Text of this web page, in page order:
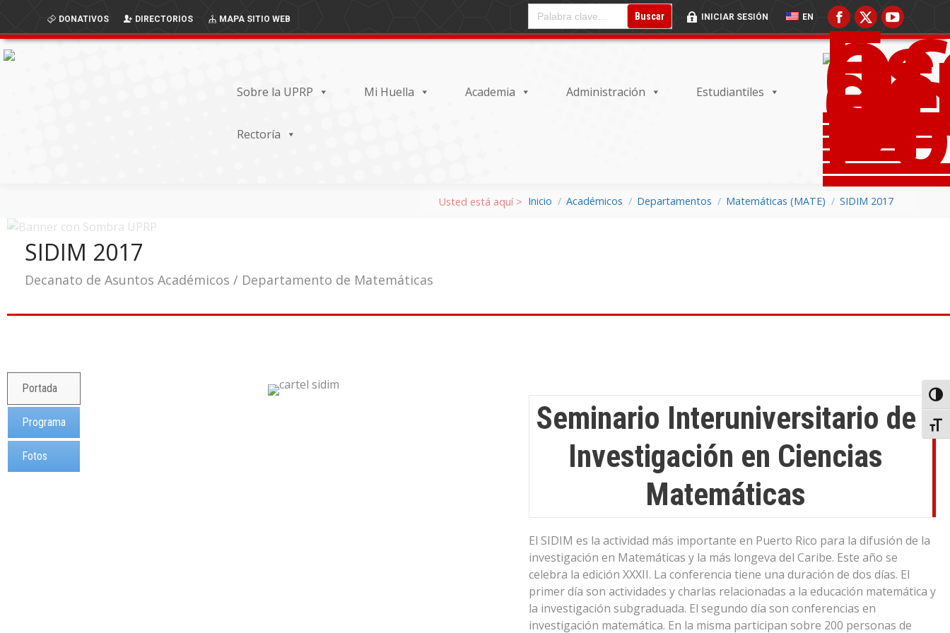
Content
navigation
DONATIVOS DIRECTORIOS MAPA SITIO WEB
CAMPO DE ENTRADA DEL BUSCADOR:
Buscar INICIAR SESIÓN EN
Sobre la UPRP Mi Huella Academia Administración Estudiantiles
Rectoría
Inicio Académicos Departamentos Matemáticas (MATE) SIDIM 2017
SIDIM 2017
Decanato de Asuntos Académicos / Departamento de Matemáticas
Portada
Programa
Fotos
Seminario Interuniversitario de
Investigación en Ciencias
Matemáticas
El SIDIM es la actividad más importante en Puerto Rico para la difusión de la
investigación en Matemáticas y la más longeva del Caribe. Este año se
celebra la edición XXXII. La conferencia tiene una duración de dos días. El
primer día son actividades y charlas relacionadas a la educación matemática y
la investigación subgraduada. El segundo día son conferencias en
investigación matemática. En la misma participan sobre 200 personas de